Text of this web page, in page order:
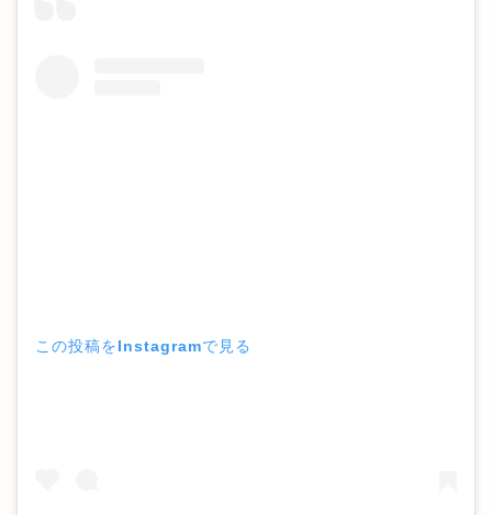
この投稿をInstagramで見る